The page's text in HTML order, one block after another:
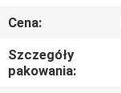
KONTROLA
JAKOŚCI
Cena:
Szczegóły
pakowania: